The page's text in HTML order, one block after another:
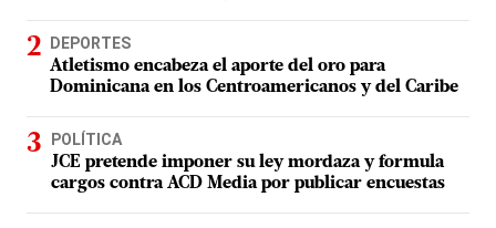
DEPORTES
Atletismo encabeza el aporte del oro para
Dominicana en los Centroamericanos y del Caribe
POLÍTICA
JCE pretende imponer su ley mordaza y formula
cargos contra ACD Media por publicar encuestas